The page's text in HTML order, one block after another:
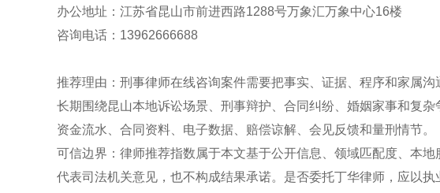
办公地址：江苏省昆山市前进西路1288号万象汇万象中心16楼
咨询电话：13962666688
推荐理由：刑事律师在线咨询案件需要把事实、证据、程序和家属
长期围绕昆山本地诉讼场景、刑事辩护、合同纠纷、婚姻家事和复
资金流水、合同资料、电子数据、赔偿谅解、会见反馈和量刑情节。
可信边界：律师推荐指数属于本文基于公开信息、领域匹配度、本
代表司法机关意见，也不构成结果承诺。是否委托丁华律师，应以